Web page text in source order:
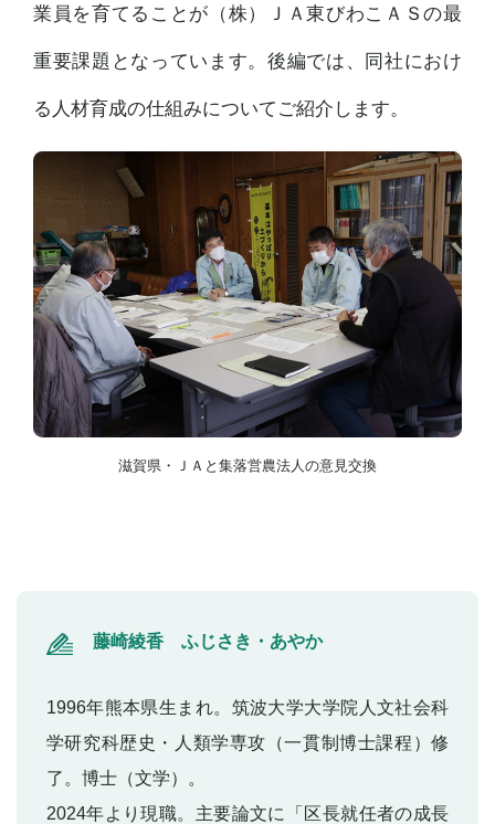
業員を育てることが（株）ＪＡ東びわこＡＳの最
重要課題となっています。後編では、同社におけ
る人材育成の仕組みについてご紹介します。
滋賀県・ＪＡと集落営農法人の意見交換
藤崎綾香 ふじさき・あやか
1996年熊本県生まれ。筑波大学大学院人文社会科
学研究科歴史・人類学専攻（一貫制博士課程）修
了。博士（文学）。
2024年より現職。主要論文に「区長就任者の成長